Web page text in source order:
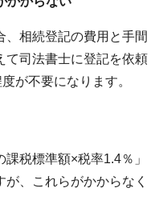
、相続登記の費用と手間
て司法書士に登記を依頼
が不要になります。
税標準額×税率1.4％」
、これらがかからなく